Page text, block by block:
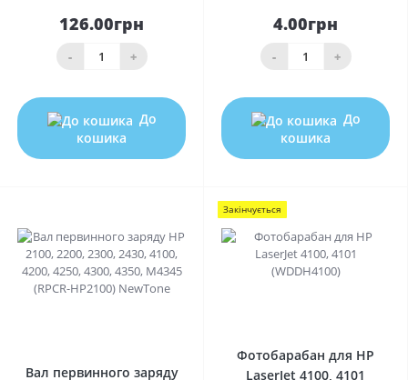
126.00грн
- +
До
кошика
4.00грн
- +
До
кошика
Вал первинного заряду
Закінчується
Фотобарабан для HP
LaserJet 4100, 4101